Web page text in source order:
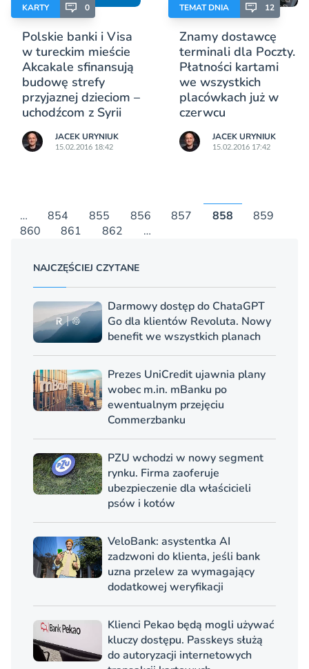
KARTY 0
Polskie banki i Visa
w tureckim mieście
Akcakale sfinansują
budowę strefy
przyjaznej dzieciom –
uchodźcom z Syrii
JACEK URYNIUK
15.02.2016 18:42
TEMAT DNIA 12
Znamy dostawcę
terminali dla Poczty.
Płatności kartami
we wszystkich
placówkach już w
czerwcu
JACEK URYNIUK
15.02.2016 17:42
… 854 855 856 857 858
859
860
861 862 …
NAJCZĘŚCIEJ CZYTANE
Darmowy dostęp do ChataGPT
Go dla klientów Revoluta. Nowy
benefit we wszystkich planach
Prezes UniCredit ujawnia plany
wobec m.in. mBanku po
ewentualnym przejęciu
Commerzbanku
PZU wchodzi w nowy segment
rynku. Firma zaoferuje
ubezpieczenie dla właścicieli
psów i kotów
VeloBank: asystentka AI
zadzwoni do klienta, jeśli bank
uzna przelew za wymagający
dodatkowej weryfikacji
Klienci Pekao będą mogli używać
kluczy dostępu. Passkeys służą
do autoryzacji internetowych